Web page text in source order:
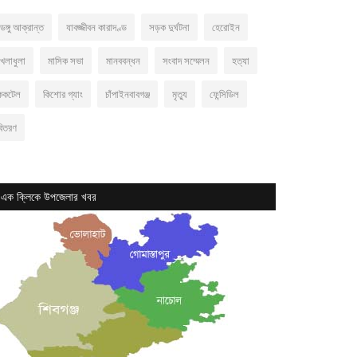
আক্রান্ত যাবজ্জীবন কারাদণ্ড সড়ক দুর্ঘটনা হেরোইন
মাসিক সভা মানববন্ধন সংবাদ সম্মেলন হত্যা
কিশোর গ্যাং চাঁপাইনবাবগঞ্জ মৃত্যু ফেন্সিডিল
এক ক্লিকে উপজেলার খবর